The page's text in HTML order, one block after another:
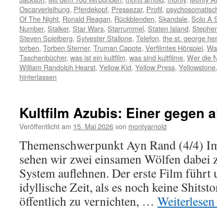
Oscarverleihung, Pferdekopf, Pressezar, Profil,
Of The Night, Ronald Reagan, Rückblenden, Skandale, Solo A
Number, Stalker, Star Wars, Starrummel, Staten Island,
Steven Spielberg, Sylvester Stallone, Telefon, the st. george
torben, Torben Sterner, Truman Capote, Verfilmtes Hörspiel,
Taschenbücher, was ist ein kultfilm, was sind kultfilme, Wer die
William Randolph Hearst, Yellow Kid, Yellow Press, Yellowstone
hinterlassen
Kultfilm Azubis: Einer gegen
Veröffentlicht am 15. Mai 2026von montyarnold
Themenschwerpunkt Ayn Rand (4/4)
sehen wir zwei einsamen Wölfen dabei
System auflehnen. Der erste Film führt
idyllische Zeit, als es noch keine
öffentlich zu vernichten, … Weiterlesen